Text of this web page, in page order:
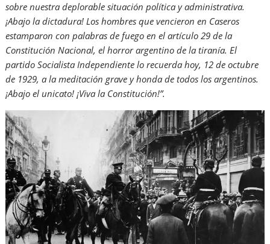
sobre nuestra deplorable situación política y administrativa.
¡Abajo la dictadura! Los hombres que vencieron en Caseros
estamparon con palabras de fuego en el artículo 29 de la
Constitución Nacional, el horror argentino de la tiranía. El
partido Socialista Independiente lo recuerda hoy, 12 de octubre
de 1929, a la meditación grave y honda de todos los argentinos.
¡Abajo el unicato! ¡Viva la Constitución!”.